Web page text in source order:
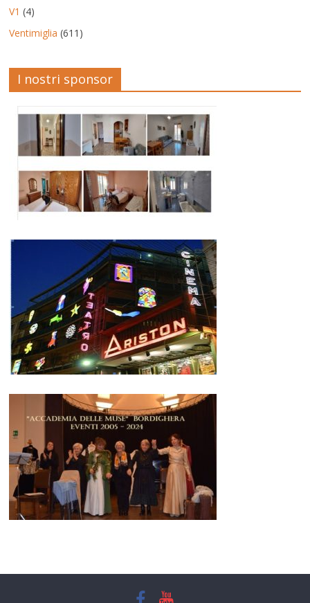
V1 (4)
Ventimiglia (611)
I nostri sponsor